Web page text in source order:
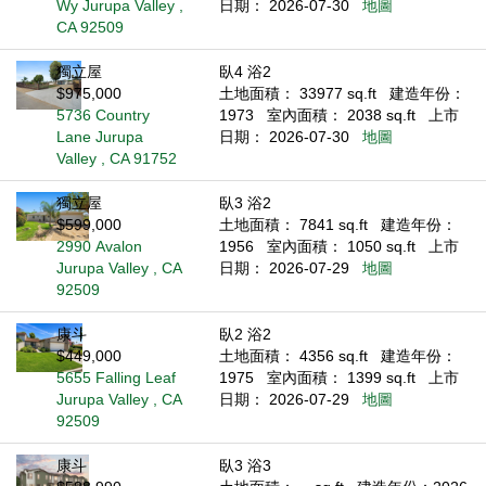
Wy Jurupa Valley ,
CA 92509
日期： 2026-07-30 地圖
獨立屋
$975,000
5736 Country
Lane Jurupa
Valley , CA 91752
臥4 浴2
土地面積： 33977 sq.ft
建造年份：
1973
室內面積： 2038 sq.ft
上市
日期： 2026-07-30
地圖
獨立屋
$599,000
2990 Avalon
Jurupa Valley , CA
92509
臥3 浴2
土地面積： 7841 sq.ft
建造年份：
1956
室內面積： 1050 sq.ft
上市
日期： 2026-07-29
地圖
康斗
$449,000
5655 Falling Leaf
Jurupa Valley , CA
92509
臥2 浴2
土地面積： 4356 sq.ft
建造年份：
1975
室內面積： 1399 sq.ft
上市
日期： 2026-07-29
地圖
康斗
臥3 浴3